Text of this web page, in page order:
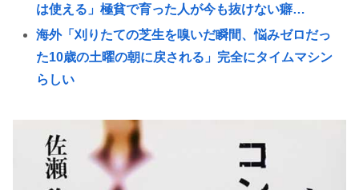
は使える」極貧で育った人が今も抜けない癖…
海外「刈りたての芝生を嗅いだ瞬間、悩みゼロだっ
た10歳の土曜の朝に戻される」完全にタイムマシン
らしい
上！」←これ
『ポケモンカード』バンダイのカードゲームも転売
対策に”マイナンバー”導入開始「効果テキメン」